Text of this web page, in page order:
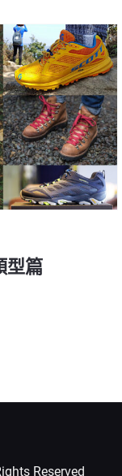
型篇
Reserved